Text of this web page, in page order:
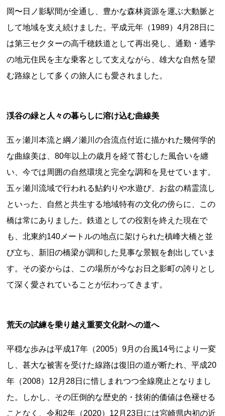
上郷温水路 東急8500系
二ヶ領用水 橋野高炉
都道府県から探す
全国
山形県
福島県
関東地方
茨城県
栃木県 群馬県 埼玉県
千葉県
東京都
神奈川県
中部地方
岡〜日ノ影駅間が全通し、豊かな森林資源を運ぶ大動脈と
して地域を支え続けました。平成元年（1989）4月28日に
は第三セクターの高千穂鉄道として再出発し、通勤・通学
の地元住民を主な乗客として支えながら、雄大な自然を望
む路線として多くの旅人にも愛されました。
渓谷の緑と人々の暮らしに溶け込む曲線美
五ヶ瀬川本流と綱ノ瀬川の合流点付近に描かれた幾何学的
な曲線美は、80年以上の歳月を経て苔むした風合いを纏
い、今では周囲の自然環境と完全な調和を見せています。
五ヶ瀬川流域で行われる鮎釣りや水遊び、お盆の精霊流し
といった、自然と共生する地域特有の文化の傍らに、この
橋は常にありました。鉄道としての役割を終えた現在で
も、北東約140メートルの地点に架けられた槙峰大橋と並
び立ち、新旧の橋梁が調和した見事な景観を創出していま
す。その姿からは、この場所が今なお日之影町の誇りとし
て深く愛されていることが伝わってきます。
荒天の試練を乗り越え重要文化財への道へ
平穏な歩みは平成17年（2005）9月の台風14号により一変
し、甚大な被害を受けた線路は復旧の道が断たれ、平成20
年（2008）12月28日に惜しまれつつ全線廃止となりまし
た。しかし、その圧倒的な歴史的・技術的価値は色褪せる
ことなく、令和2年（2020）12月23日には宮崎県内初の近